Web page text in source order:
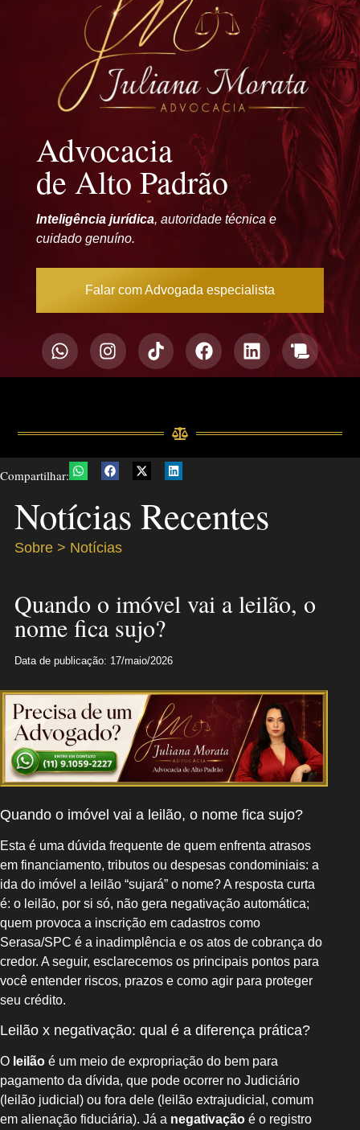
Advocacia
de Alto Padrão
Inteligência jurídica, autoridade técnica e
cuidado genuíno.
Falar com Advogada especialista
Compartilhar:
Notícias Recentes
Sobre > Notícias
Quando o imóvel vai a leilão, o
nome fica sujo?
Data de publicação: 17/maio/2026
Quando o imóvel vai a leilão, o nome fica sujo?
Esta é uma dúvida frequente de quem enfrenta atrasos
em financiamento, tributos ou despesas condominiais: a
ida do imóvel a leilão “sujará” o nome? A resposta curta
é: o leilão, por si só, não gera negativação automática;
quem provoca a inscrição em cadastros como
Serasa/SPC é a inadimplência e os atos de cobrança do
credor. A seguir, esclarecemos os principais pontos para
você entender riscos, prazos e como agir para proteger
seu crédito.
Leilão x negativação: qual é a diferença prática?
O leilão é um meio de expropriação do bem para
pagamento da dívida, que pode ocorrer no Judiciário
(leilão judicial) ou fora dele (leilão extrajudicial, comum
em alienação fiduciária). Já a negativação é o registro